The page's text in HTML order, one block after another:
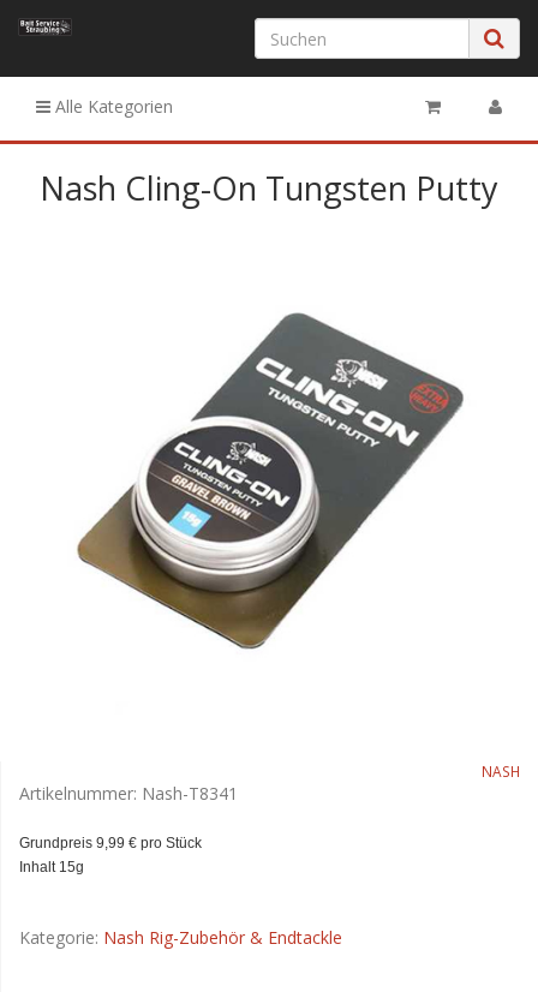
Alle Kategorien
Nash Cling-On Tungsten Putty
NASH
Artikelnummer: Nash-T8341
Grundpreis 9,99 € pro Stück
Inhalt 15g
Kategorie: Nash Rig-Zubehör & Endtackle